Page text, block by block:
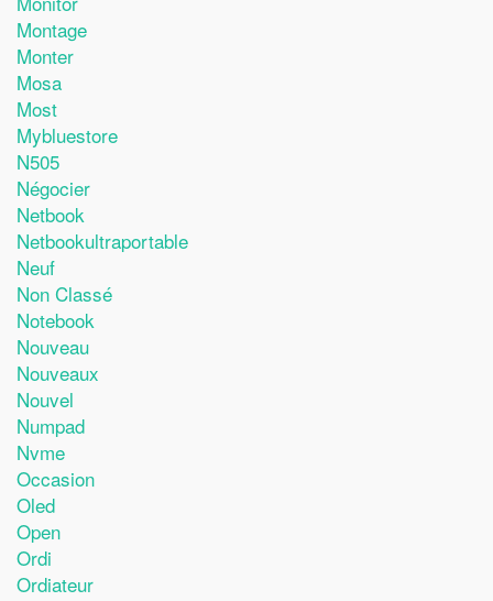
Montage
Monter
Mosa
Most
Mybluestore
N505
Négocier
Netbook
Netbookultraportable
Neuf
Non Classé
Notebook
Nouveau
Nouveaux
Nouvel
Numpad
Nvme
Occasion
Oled
Open
Ordi
Ordiateur